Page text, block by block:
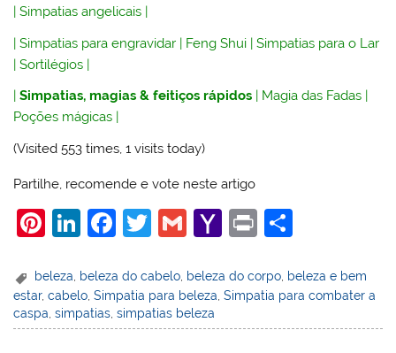
|Simpatias angelicais
|Simpatias para engravidar | Feng Shui |Simpatias para o Lar
|Sortilégios |
|Simpatias, magias & feitiços rápidos | Magia das Fadas |
Poções mágicas |
(Visited 553 times, 1 visits today)
Partilhe, recomende e vote neste artigo
Pi
er
e
st
Li
k
e
dI
F
c
e
b
T
itt
er
G
ai
l
Y
h
o
o
Pr
t
ar
e
beleza, beleza do cabelo, beleza do corpo, beleza e bem
estar,cabelo ,Simpatia para beleza ,Simpatia para combater a
caspa ,simpatias ,simpatias beleza